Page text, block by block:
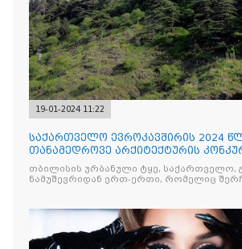
19-01-2024 11:22
საქართველო ევროკავშირის 2024
თანამედროვე არქიტექტურის
სიაში მოხვდა
თბილისის ურბანული ტყე, საქართველო,
ნამუშევრიდან ერთ-ერთი, რომელიც